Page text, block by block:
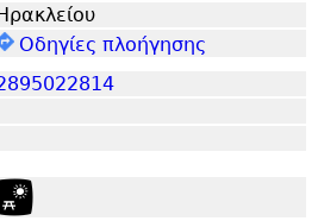
Οδηγίες πλοήγησης